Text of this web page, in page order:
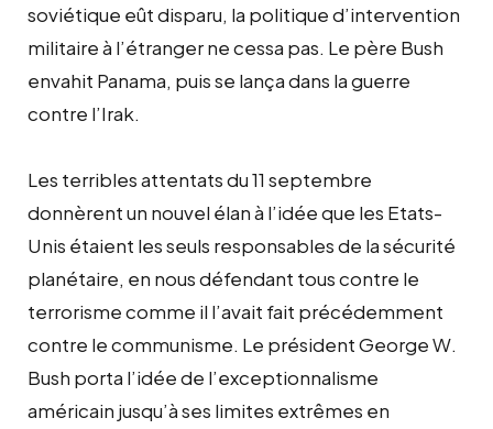
soviétique eût disparu, la politique d’intervention
militaire à l’étranger ne cessa pas. Le père Bush
envahit Panama, puis se lança dans la guerre
contre l’Irak.
Les terribles attentats du 11 septembre
donnèrent un nouvel élan à l’idée que les Etats-
Unis étaient les seuls responsables de la sécurité
planétaire, en nous défendant tous contre le
terrorisme comme il l’avait fait précédemment
contre le communisme. Le président George W.
Bush porta l’idée de l’exceptionnalisme
américain jusqu’à ses limites extrêmes en